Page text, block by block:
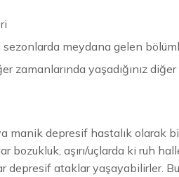
meydana gelen
zamanlarında yaşadığınız
manik depresif hastalık olarak
bozukluk, aşırı/uçlarda ki ruh
depresif ataklar yaşayabilirler.